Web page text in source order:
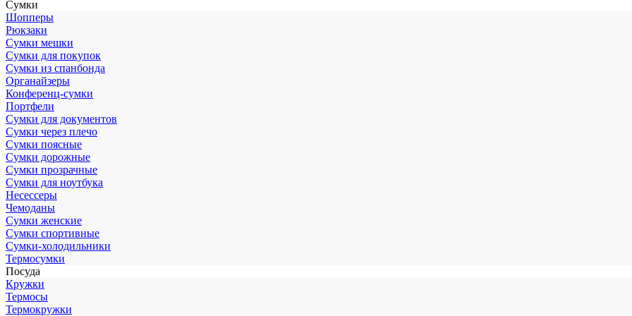
Сумки
Шопперы
Рюкзаки
Сумки мешки
Сумки для покупок
Сумки из спанбонда
Органайзеры
Конференц-сумки
Портфели
Сумки для документов
Сумки через плечо
Сумки поясные
Сумки дорожные
Сумки прозрачные
Сумки для ноутбука
Несессеры
Чемоданы
Сумки женские
Сумки спортивные
Сумки-холодильники
Термосумки
Посуда
Кружки
Термосы
Термокружки